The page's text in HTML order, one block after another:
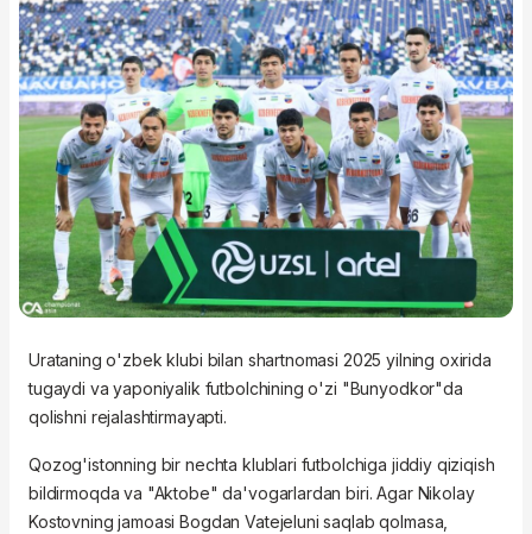
Urataning o'zbek klubi bilan shartnomasi 2025 yilning oxirida
tugaydi va yaponiyalik futbolchining o'zi "Bunyodkor"da
qolishni rejalashtirmayapti.
Qozog'istonning bir nechta klublari futbolchiga jiddiy qiziqish
bildirmoqda va "Aktobe" da'vogarlardan biri. Agar Nikolay
Kostovning jamoasiBogdanVatejeluni saqlab qolmasa,